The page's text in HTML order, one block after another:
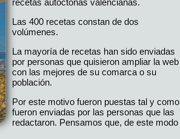
recetas autoctonas valencianas.
Las 400 recetas constan de dos
volúmenes.
La mayoría de recetas han sido enviadas
por personas que quisieron ampliar la web
con las mejores de su comarca o su
población.
Por este motivo fueron puestas tal y como
fueron enviadas por las personas que las
redactaron. Pensamos que, de este modo